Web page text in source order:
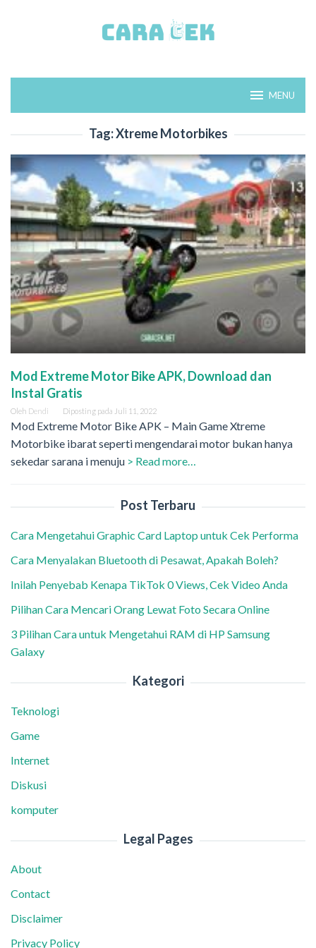
MENU
Tag:Xtreme Motorbikes
Mod Extreme Motor Bike APK, Download dan
Instal Gratis
Oleh Dendi Diposting pada Juli 11, 2022
Mod Extreme Motor Bike APK – Main Game Xtreme
Motorbike ibarat seperti mengendarai motor bukan hanya
sekedar sarana i menuju > Read more…
Post Terbaru
Cara Mengetahui Graphic Card Laptop untuk Cek Performa
Cara Menyalakan Bluetooth di Pesawat, Apakah Boleh?
Inilah Penyebab Kenapa TikTok 0 Views, Cek Video Anda
Pilihan Cara Mencari Orang Lewat Foto Secara Online
3 Pilihan Cara untuk Mengetahui RAM di HP Samsung
Galaxy
Kategori
Teknologi
Game
Internet
Diskusi
komputer
Legal Pages
About
Contact
Disclaimer
Privacy Policy